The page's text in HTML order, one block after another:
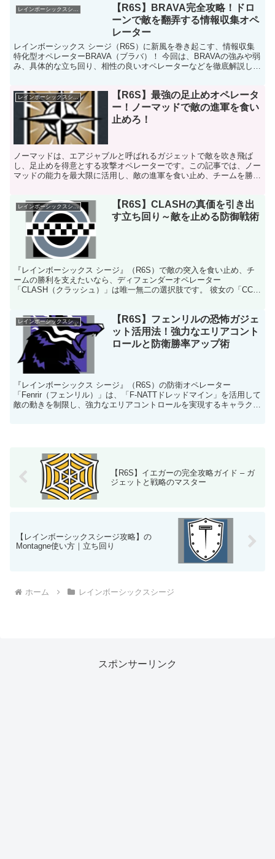
レインボーシックスシージ
【R6S】BRAVA完全攻略！ドロ
ーンで敵を翻弄する情報収集オペ
レーター
レインボーシックス シージ（R6S）に新風を巻き起こす、情報収集
特化型オペレーターBRAVA（ブラバ）！ 今回は、BRAVAの強みや弱
み、具体的な立ち回り、相性の良いオペレーターなどを徹底解説し、
レインボーシックスシージ
【R6S】最強の足止めオペレータ
ー！ノーマッドで敵の進軍を食い
止めろ！
ノーマッドは、エアジャブルと呼ばれるガジェットで敵を吹き飛ば
し、足止めを得意とする攻撃オペレーターです。この記事では、ノー
マッドの能力を最大限に活用し、敵の進軍を食い止め、チームを勝利
レインボーシックスシージ
【R6S】CLASHの真価を引き出
す立ち回り～敵を止める防御戦術
『レインボーシックス シージ』（R6S）で敵の突入を食い止め、チ
ームの勝利を支えたいなら、ディフェンダーオペレーター
「CLASH（クラッシュ）」は唯一無二の選択肢です。 彼女の「CCE
レインボーシックスシージ
【R6S】フェンリルの恐怖ガジェ
ット活用法！強力なエリアコント
ロールと防衛勝率アップ術
『レインボーシックス シージ』（R6S）の防衛オペレーター
「Fenrir（フェンリル）」は、「F-NATTドレッドマイン」を活用して
敵の動きを制限し、強力なエリアコントロールを実現するキャラクタ
【R6S】イエガーの完全攻略ガイド – ガ
ジェットと戦略のマスター
【レインボーシックスシージ攻略】の
Montagne使い方｜立ち回り
ホーム レインボーシックスシージ
スポンサーリンク